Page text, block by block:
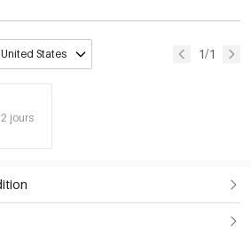
United States 1/1
jours